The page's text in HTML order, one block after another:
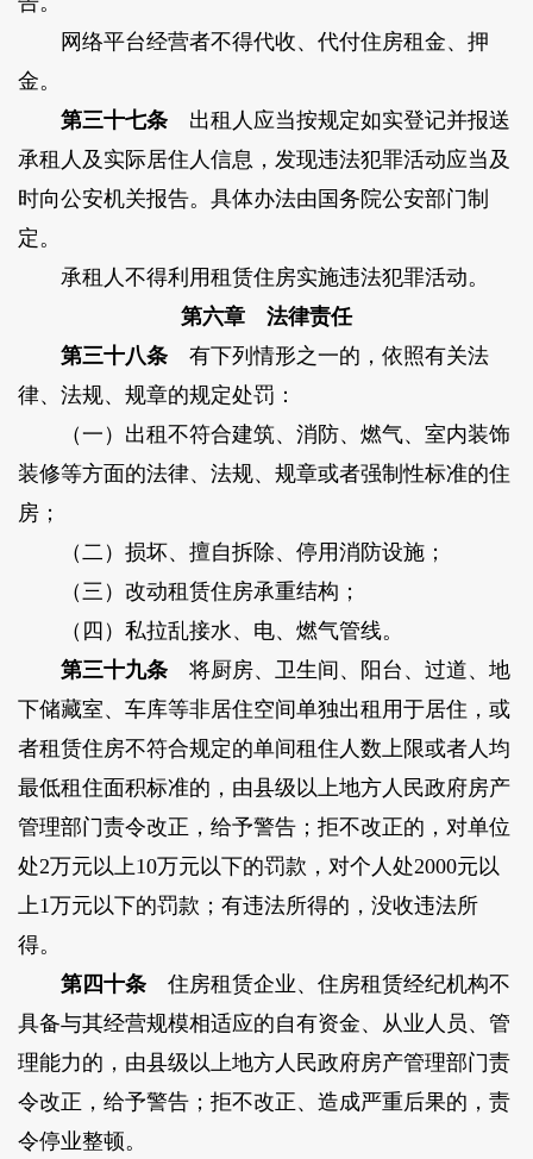
网络平台经营者不得代收、代付住房租金、押
金。
第三十七条出租人应当按规定如实登记并报送
承租人及实际居住人信息，发现违法犯罪活动应当及
时向公安机关报告。具体办法由国务院公安部门制
定。
承租人不得利用租赁住房实施违法犯罪活动。
第六章 法律责任
第三十八条有下列情形之一的，依照有关法
律、法规、规章的规定处罚：
（一）出租不符合建筑、消防、燃气、室内装饰
装修等方面的法律、法规、规章或者强制性标准的住
房；
（二）损坏、擅自拆除、停用消防设施；
（三）改动租赁住房承重结构；
（四）私拉乱接水、电、燃气管线。
第三十九条将厨房、卫生间、阳台、过道、地
下储藏室、车库等非居住空间单独出租用于居住，或
者租赁住房不符合规定的单间租住人数上限或者人均
最低租住面积标准的，由县级以上地方人民政府房产
管理部门责令改正，给予警告；拒不改正的，对单位
处2万元以上10万元以下的罚款，对个人处2000元以
上1万元以下的罚款；有违法所得的，没收违法所
得。
第四十条住房租赁企业、住房租赁经纪机构不
具备与其经营规模相适应的自有资金、从业人员、管
理能力的，由县级以上地方人民政府房产管理部门责
令改正，给予警告；拒不改正、造成严重后果的，责
令停业整顿。